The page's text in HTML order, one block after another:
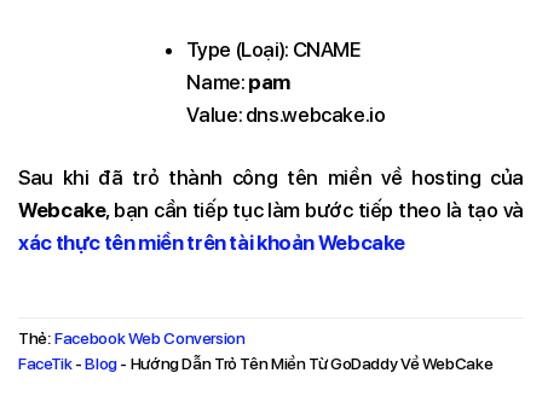
Type (Loại): CNAME
Name: pam
Value: dns.webcake.io
Sau khi đã trỏ thành công tên miền về hosting của
Webcake, bạn cần tiếp tục làm bước tiếp theo là tạo và
xác thực tên miền trên tài khoản Webcake
Thẻ:Facebook Web Conversion
FaceTik-Blog- Hướng Dẫn Trỏ Tên Miền Từ GoDaddy Về WebCake